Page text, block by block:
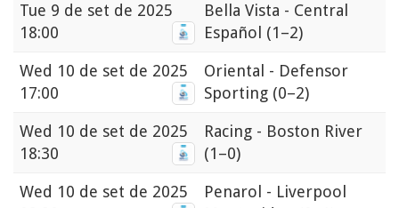
Tue 9 de set de 2025
18:00
Bella Vista - Central
Español (1–2)
Wed 10 de set de 2025
17:00
Oriental - Defensor
Sporting (0–2)
Wed 10 de set de 2025
18:30
Racing - Boston River
(1–0)
Wed 10 de set de 2025
Penarol - Liverpool